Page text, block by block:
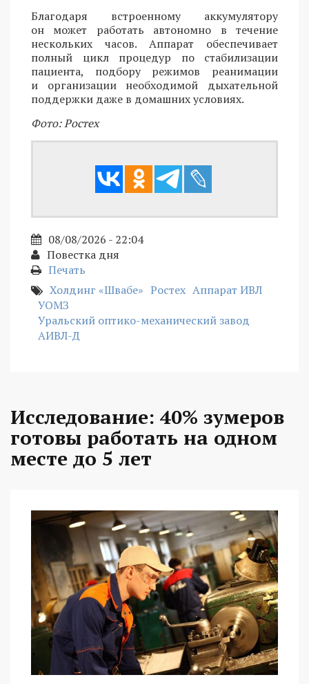
Благодаря встроенному аккумулятору
он может работать автономно в течение
нескольких часов. Аппарат обеспечивает
полный цикл процедур по стабилизации
пациента, подбору режимов реанимации
и организации необходимой дыхательной
поддержки даже в домашних условиях.
Фото: Ростех
08/08/2026 - 22:04
Повестка дня
Печать
Холдинг «Швабе» Ростех Аппарат ИВЛ
УОМЗ
Уральский оптико-механический завод
АИВЛ-Д
Исследование: 40% зумеров
готовы работать на одном
месте до 5 лет